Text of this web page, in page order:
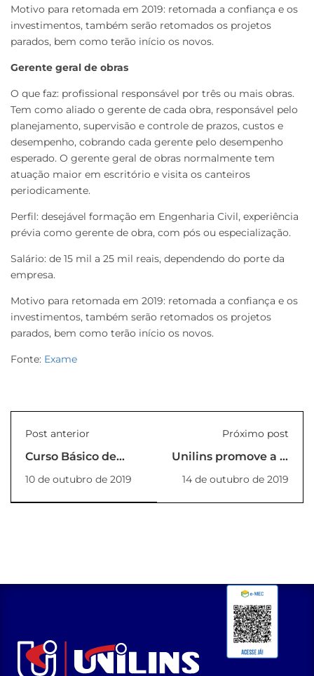
Motivo para retomada em 2019: retomada a confiança e os
investimentos, também serão retomados os projetos
parados, bem como terão início os novos.
Gerente geral de obras
O que faz: profissional responsável por três ou mais obras.
Tem como aliado o gerente de cada obra, responsável pelo
planejamento, supervisão e controle de prazos, custos e
desempenho, cobrando cada gerente pelo desempenho
esperado. O gerente geral de obras normalmente tem
atuação maior em escritório e visita os canteiros
periodicamente.
Perfil: desejável formação em Engenharia Civil, experiência
prévia como gerente de obra, com pós ou especialização.
Salário: de 15 mil a 25 mil reais, dependendo do porte da
empresa.
Motivo para retomada em 2019: retomada a confiança e os
investimentos, também serão retomados os projetos
parados, bem como terão início os novos.
Fonte: Exame
Post anterior
Curso Básico de
Língua Alemã
10 de outubro de 2019
Próximo post
Unilins promove a 1ª
Feira de Economia
Solidária
14 de outubro de 2019